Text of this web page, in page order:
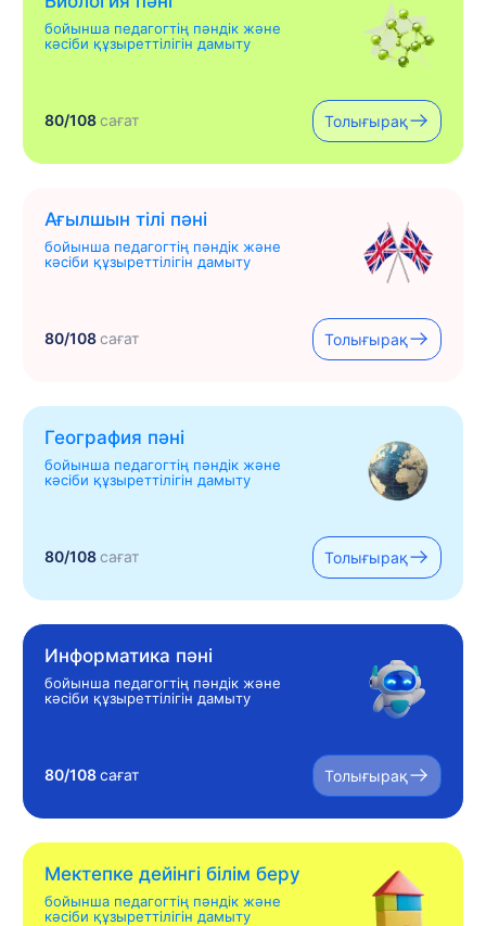
бойынша педагогтің пәндік және
кәсіби құзыреттілігін дамыту
80/108сағат Толығырақ
Ағылшын тілі пәні
бойынша педагогтің пәндік және
кәсіби құзыреттілігін дамыту
80/108сағат Толығырақ
География пәні
бойынша педагогтің пәндік және
кәсіби құзыреттілігін дамыту
80/108сағат Толығырақ
Информатика пәні
бойынша педагогтің пәндік және
кәсіби құзыреттілігін дамыту
80/108сағат Толығырақ
Мектепке дейінгі білім беру
бойынша педагогтің пәндік және
кәсіби құзыреттілігін дамыту